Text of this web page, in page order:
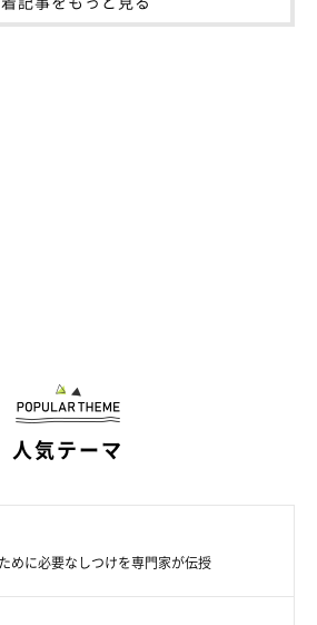
犬も不幸にしてしまうことがある
についても知っておこう
人気テーマ
めに必要なしつけを専門家が伝授